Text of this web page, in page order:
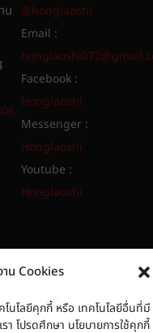
น Cookies
นโลยีคุกกี้ หรือ เทคโนโลยีอื่นที่มี
โปรดศึกษา นโยบายการใช้คุกกี้
น
@honglaoshi
Email :
Facebook :
Honglaoshi
Messenger :
Honglaoshi
Youtube :
Honglaoshi